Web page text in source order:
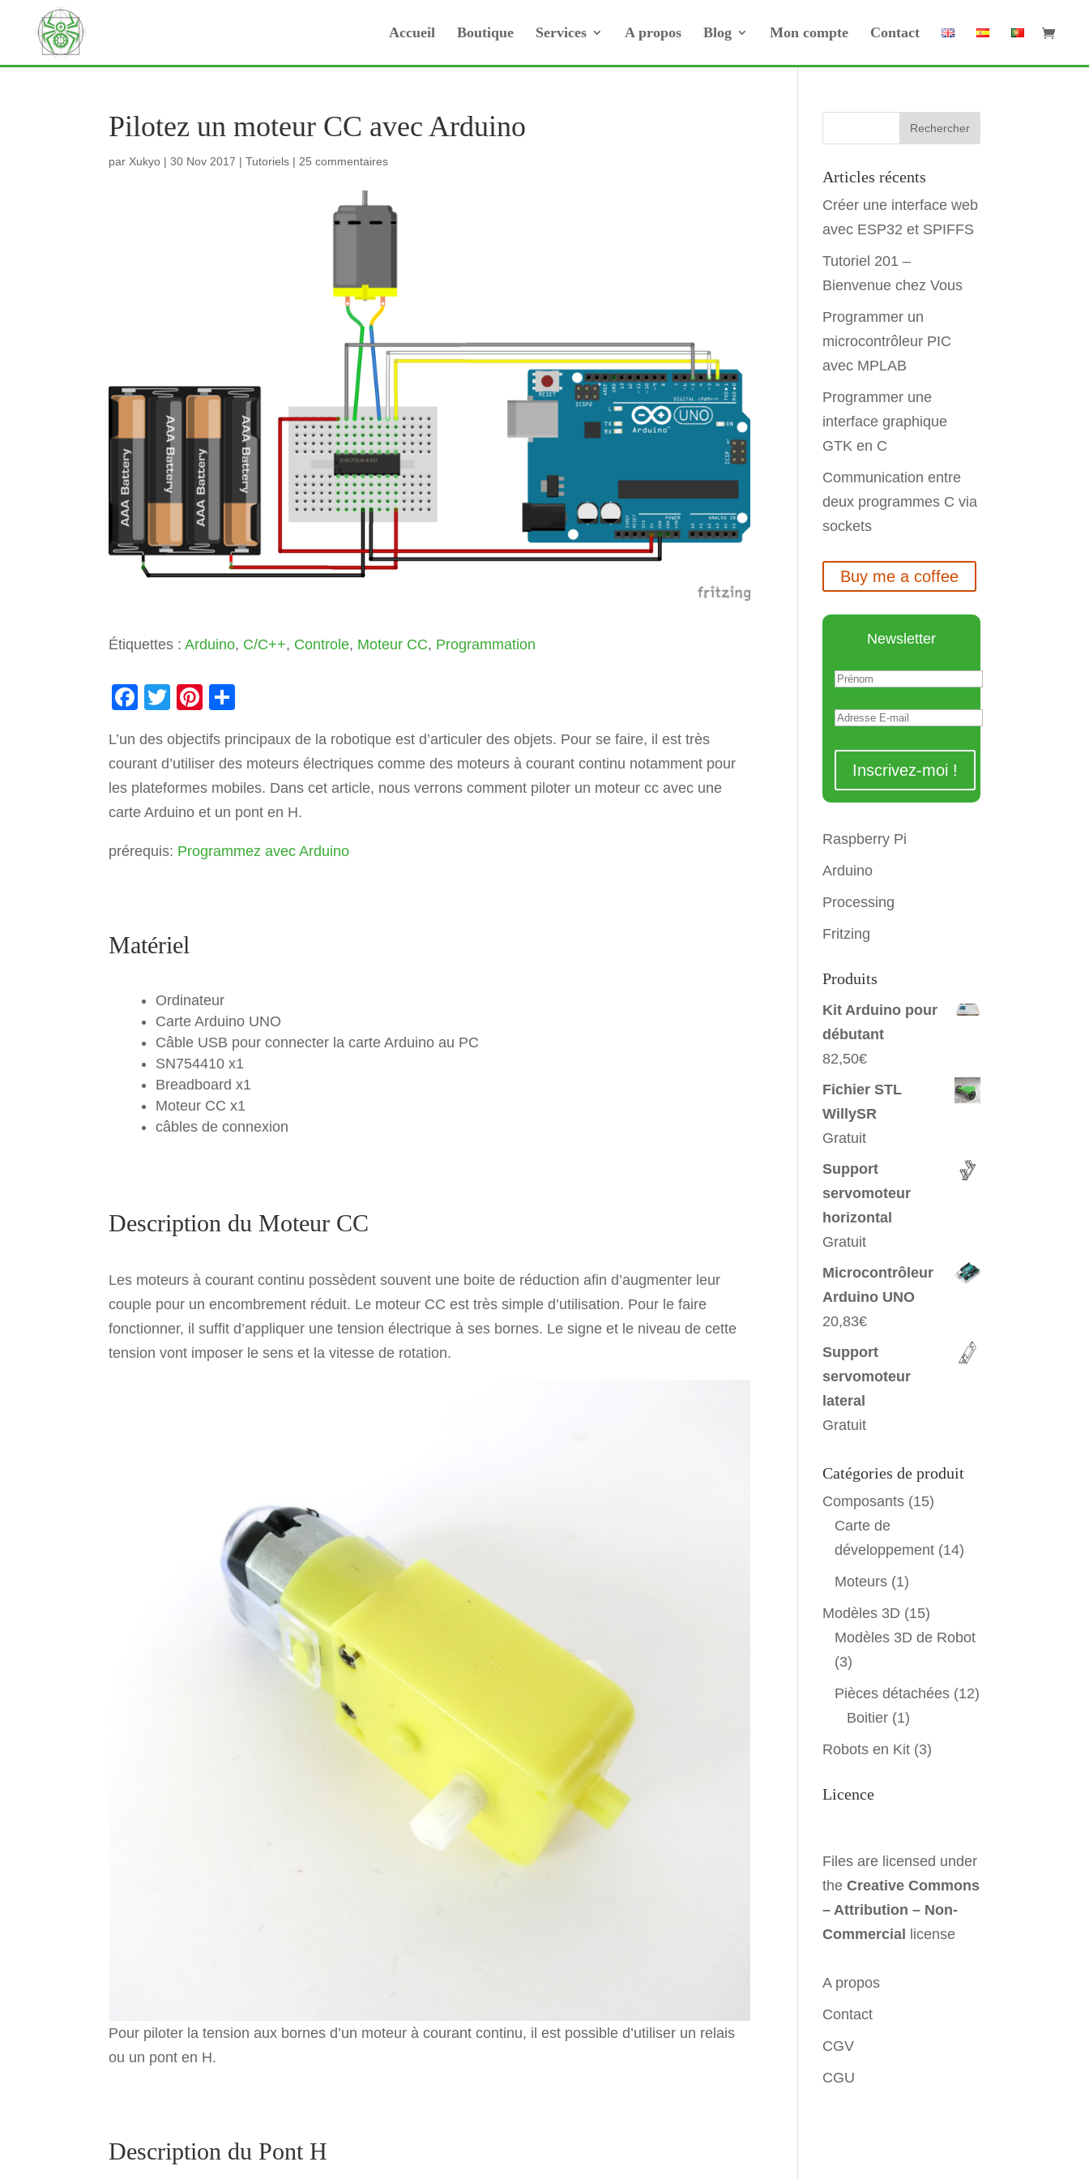
Accueil Boutique Services A propos Blog Mon compte Contact
Pilotez un moteur CC avec Arduino
par Xukyo |30 Nov 2017 |Tutoriels | 25 commentaires
Étiquettes :Arduino, C/C++, Controle, Moteur CC, Programmation
F
c
e
b
o
o
T
tt
er
Pi
er
e
st
ta
g
er
L’un des objectifs principaux de la robotique est d’articuler des objets. Pour se faire, il est très
courant d’utiliser des moteurs électriques comme des moteurs à courant continu notamment pour
les plateformes mobiles. Dans cet article, nous verrons comment piloter un moteur cc avec une
carte Arduino et un pont en H.
prérequis: Programmez avec Arduino
Matériel
Ordinateur
Carte Arduino UNO
Câble USB pour connecter la carte Arduino au PC
SN754410 x1
Breadboard x1
Moteur CC x1
câbles de connexion
Description du Moteur CC
Les moteurs à courant continu possèdent souvent une boite de réduction afin d’augmenter leur
couple pour un encombrement réduit. Le moteur CC est très simple d’utilisation. Pour le faire
fonctionner, il suffit d’appliquer une tension électrique à ses bornes. Le signe et le niveau de cette
tension vont imposer le sens et la vitesse de rotation.
Pour piloter la tension aux bornes d’un moteur à courant continu, il est possible d’utiliser un relais
ou un pont en H.
Description du Pont H
Articles récents
Créer une interface web
avec ESP32 et SPIFFS
Tutoriel 201 –
Bienvenue chez Vous
Programmer un
microcontrôleur PIC
avec MPLAB
Programmer une
interface graphique
GTK en C
Communication entre
deux programmes C via
sockets
Buy me a coffee
Newsletter
Raspberry Pi
Arduino
Processing
Fritzing
Produits
Kit Arduino pour
débutant
82,50€
Fichier STL
WillySR
Gratuit
Support
servomoteur
horizontal
Gratuit
Microcontrôleur
Arduino UNO
20,83€
Support
servomoteur
lateral
Gratuit
Catégories de produit
Composants (15)
Carte de
développement (14)
Moteurs (1)
Modèles 3D (15)
Modèles 3D de Robot
(3)
Pièces détachées (12)
Boitier (1)
Robots en Kit (3)
Licence
Files are licensed under
theCreative Commons
– Attribution – Non-
Commercial
license
A propos
Contact
CGV
CGU